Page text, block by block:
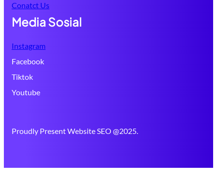
Conatct Us
Media Sosial
Instagram
Facebook
Tiktok
Youtube
Proudly Present Website SEO @2025.